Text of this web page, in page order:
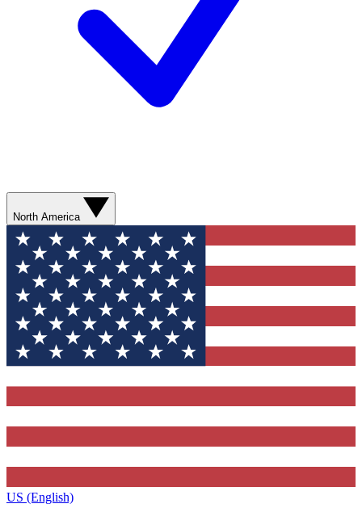
North America
US (English)